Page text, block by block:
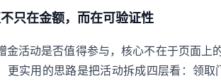
只在金额，而在可验证性
金活动是否值得参与，核心不在于页面上
更实用的思路是把活动拆成四层看：领